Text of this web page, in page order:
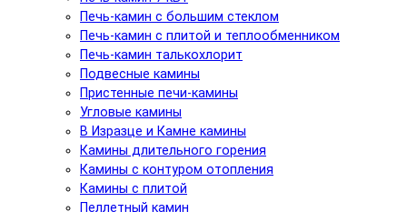
Печь-камин с большим стеклом
Печь-камин с плитой и теплообменником
Печь-камин талькохлорит
Подвесные камины
Пристенные печи-камины
Угловые камины
В Изразце и Камне камины
Камины длительного горения
Камины с контуром отопления
Камины с плитой
Пеллетный камин